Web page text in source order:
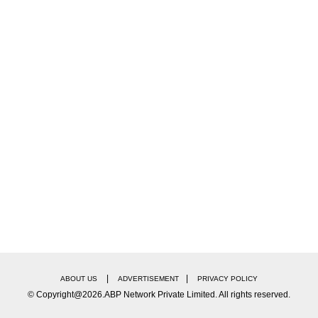
ABOUT US ADVERTISEMENT PRIVACY POLICY
© Copyright@2026.ABP Network Private Limited. All rights reserved.